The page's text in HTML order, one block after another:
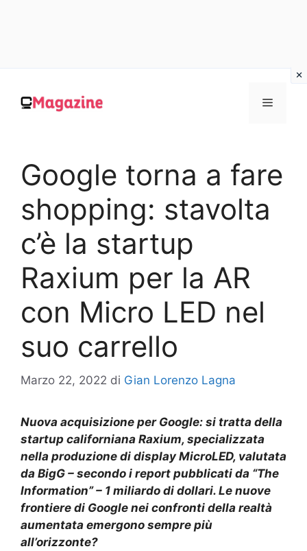
contenuto
MENU
Google torna a fare
shopping: stavolta
c’è la startup
Raxium per la AR
con Micro LED nel
suo carrello
Marzo 22, 2022 di Gian Lorenzo Lagna
Nuova acquisizione per Google: si tratta della
startup californiana Raxium, specializzata
nella produzione di display MicroLED, valutata
da BigG – secondo i report pubblicati da “The
Information” – 1 miliardo di dollari. Le nuove
frontiere di Google nei confronti della realtà
aumentata emergono sempre più
all’orizzonte?